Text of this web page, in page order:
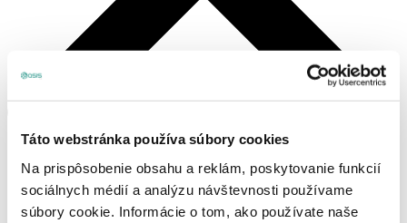
Táto webstránka používa súbory cookies
Na prispôsobenie obsahu a reklám, poskytovanie funkcií
sociálnych médií a analýzu návštevnosti používame
súbory cookie. Informácie o tom, ako používate naše